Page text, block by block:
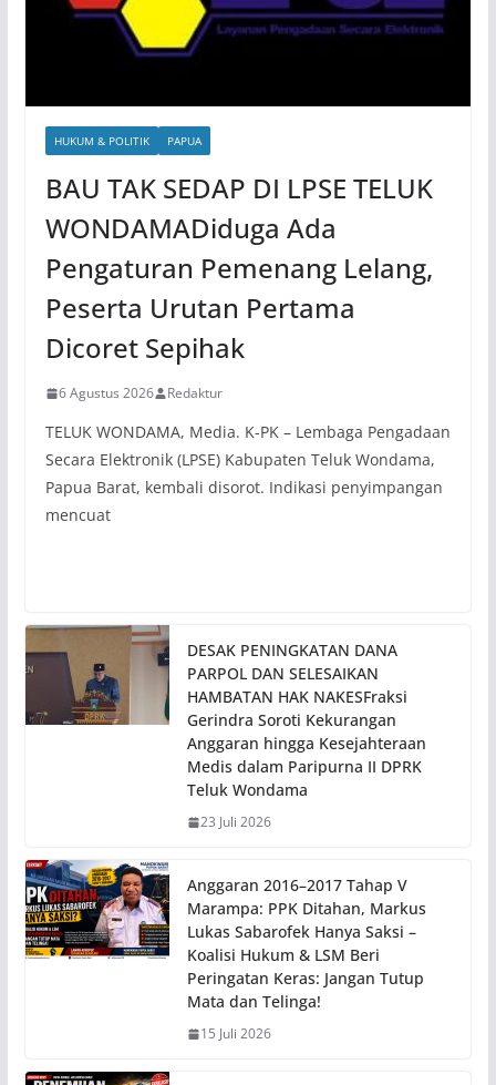
HUKUM & POLITIK PAPUA
BAU TAK SEDAP DI LPSE TELUK
WONDAMADiduga Ada
Pengaturan Pemenang Lelang,
Peserta Urutan Pertama
Dicoret Sepihak
6 Agustus 2026 Redaktur
TELUK WONDAMA, Media. K-PK – Lembaga Pengadaan
Secara Elektronik (LPSE) Kabupaten Teluk Wondama,
Papua Barat, kembali disorot. Indikasi penyimpangan
mencuat
DESAK PENINGKATAN DANA
PARPOL DAN SELESAIKAN
HAMBATAN HAK NAKESFraksi
Gerindra Soroti Kekurangan
Anggaran hingga Kesejahteraan
Medis dalam Paripurna II DPRK
Teluk Wondama
23 Juli 2026
Anggaran 2016–2017 Tahap V
Marampa: PPK Ditahan, Markus
Lukas Sabarofek Hanya Saksi –
Koalisi Hukum & LSM Beri
Peringatan Keras: Jangan Tutup
Mata dan Telinga!
15 Juli 2026